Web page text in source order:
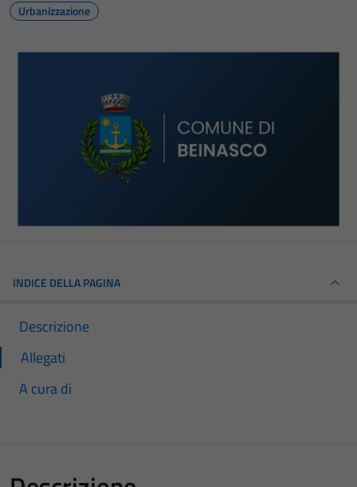
Urbanizzazione
INDICE DELLA PAGINA
Descrizione
Allegati
A cura di